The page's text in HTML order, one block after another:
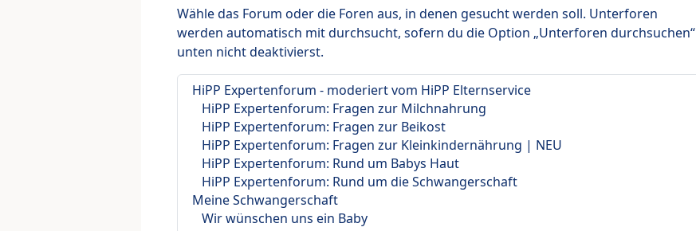
Wähle das Forum oder die Foren aus, in denen gesucht werden soll. Unterforen
werden automatisch mit durchsucht, sofern du die Option „Unterforen durchsuchen“
unten nicht deaktivierst.